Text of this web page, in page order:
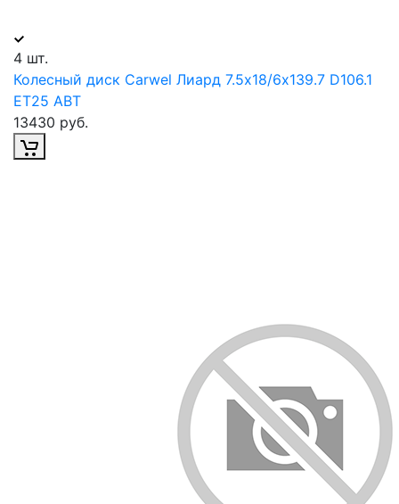
4 шт.
Колесный диск Carwel Лиард 7.5х18/6х139.7 D106.1
ET25 ABT
13430 руб.